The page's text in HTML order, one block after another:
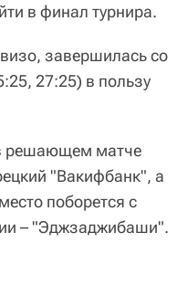
в финал турнира.
завершилась со
27:25) в пользу
решающем матче
"Вакифбанк", а
поборется с
– "Эджзаджибаши".